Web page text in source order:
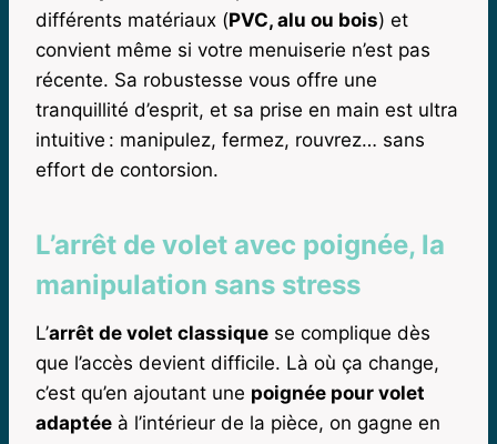
différents matériaux (PVC, alu ou bois) et
convient même si votre menuiserie n’est pas
récente. Sa robustesse vous offre une
tranquillité d’esprit, et sa prise en main est ultra
intuitive : manipulez, fermez, rouvrez… sans
effort de contorsion.
L’arrêt de volet avec poignée, la
manipulation sans stress
L’arrêt de volet classique se complique dès
que l’accès devient difficile. Là où ça change,
c’est qu’en ajoutant une poignée pour volet
adaptée à l’intérieur de la pièce, on gagne en